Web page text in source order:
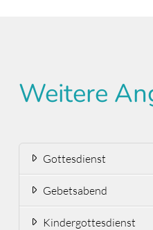
Weitere
Gottesdienst
Gebetsabend
Kindergottesdienst